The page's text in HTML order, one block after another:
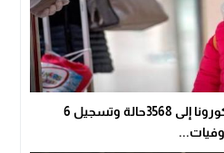
ارتفاع حصيلة إصابات كورونا إلى 3568حالة وتسجيل 6
وفيات...